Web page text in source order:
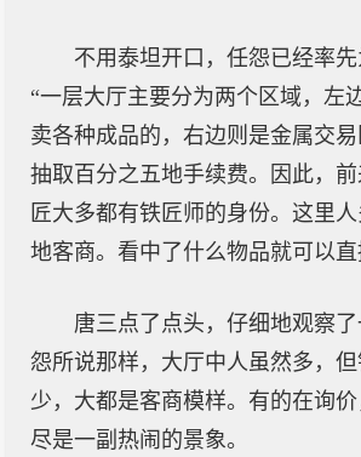
不用泰坦开口，任怨已经率先
“一层大厅主要分为两个区域，左
卖各种成品的，右边则是金属交
抽取百分之五地手续费。因此，
匠大多都有铁匠师的身份。这里
地客商。看中了什么物品就可以
唐三点了点头，仔细地观察
怨所说那样，大厅中人虽然多，
少，大都是客商模样。有的在询价
尽是一副热闹的景象。